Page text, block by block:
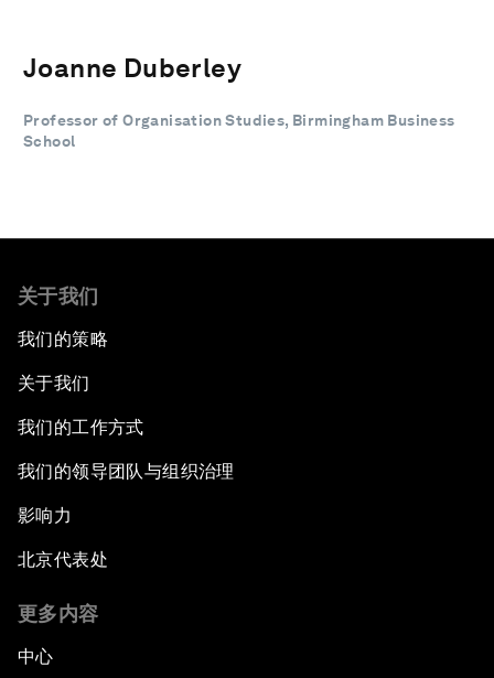
Joanne Duberley
Professor of Organisation Studies, Birmingham Business
School
关于我们
我们的策略
关于我们
我们的工作方式
我们的领导团队与组织治理
影响力
北京代表处
更多内容
中心